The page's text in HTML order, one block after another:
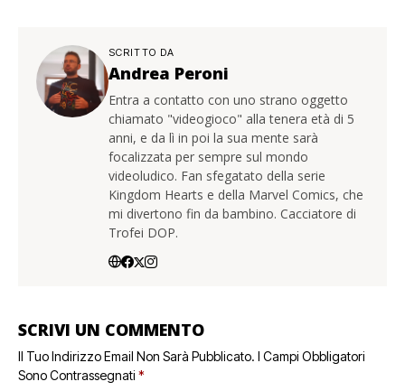
SCRITTO DA
Andrea Peroni
Entra a contatto con uno strano oggetto
chiamato "videogioco" alla tenera età di 5
anni, e da lì in poi la sua mente sarà
focalizzata per sempre sul mondo
videoludico. Fan sfegatato della serie
Kingdom Hearts e della Marvel Comics, che
mi divertono fin da bambino. Cacciatore di
Trofei DOP.
SCRIVI UN COMMENTO
Il Tuo Indirizzo Email Non Sarà Pubblicato. I Campi Obbligatori
Sono Contrassegnati *